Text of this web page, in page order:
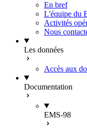
En bref
L'équipe du
Activités
Nous
Les données
Accès aux
Documentation
EMS-98